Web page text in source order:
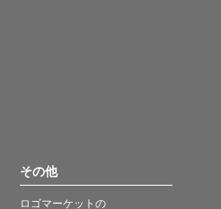
その他
ロゴマーケットの